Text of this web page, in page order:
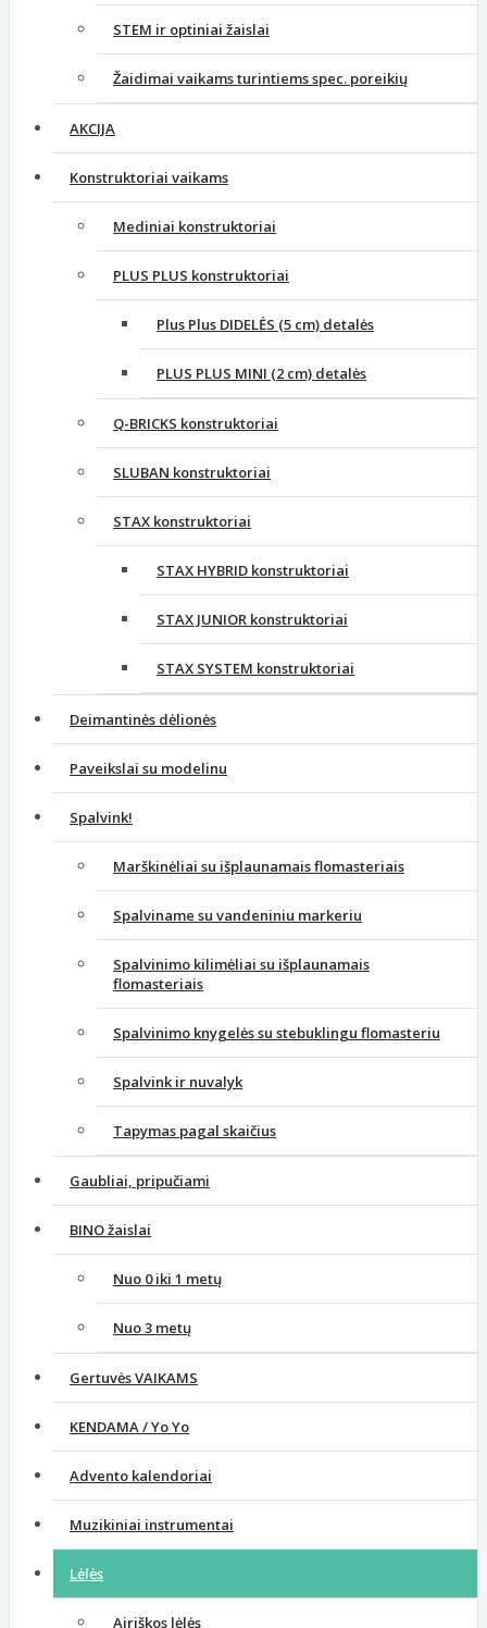
STEM ir optiniai žaislai
Žaidimai vaikams turintiems spec. poreikių
AKCIJA
Konstruktoriai vaikams
Mediniai konstruktoriai
PLUS PLUS konstruktoriai
Plus Plus DIDELĖS (5 cm) detalės
PLUS PLUS MINI (2 cm) detalės
Q-BRICKS konstruktoriai
SLUBAN konstruktoriai
STAX konstruktoriai
STAX HYBRID konstruktoriai
STAX JUNIOR konstruktoriai
STAX SYSTEM konstruktoriai
Deimantinės dėlionės
Paveikslai su modelinu
Spalvink!
Marškinėliai su išplaunamais flomasteriais
Spalviname su vandeniniu markeriu
Spalvinimo kilimėliai su išplaunamais
flomasteriais
Spalvinimo knygelės su stebuklingu flomasteriu
Spalvink ir nuvalyk
Tapymas pagal skaičius
Gaubliai, pripučiami
BINO žaislai
Nuo 0 iki 1 metų
Nuo 3 metų
Gertuvės VAIKAMS
KENDAMA / Yo Yo
Advento kalendoriai
Muzikiniai instrumentai
Lėlės
Airiškos lėlės